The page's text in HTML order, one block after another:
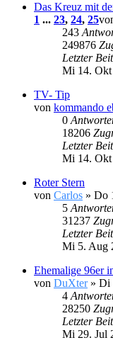
Das Kreuz mit
1 ... 23, 24, 25
243
249876
Letzter
Mi 14. Okt
TV- Tip
von kommando
0
18206
Letzter
Mi 14. Okt
Roter Stern
von Carlos » Do
5
31237
Letzter
Mi 5. Aug
Ehemalige 96er
von DuXter» Di
4
28250
Letzter
Mi 29. Jul